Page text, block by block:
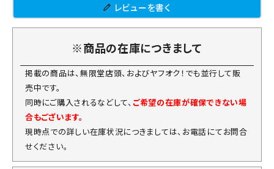
レビューを書く
※商品の在庫につきまして
掲載の商品は、無限堂店頭、およびヤフオク！でも並行して販
売中です。
同時にご購入されるなどして、 ご希望の在庫が確保できない場
合もございます。
現時点での詳しい在庫状況につきましては、お電話にてお問合
せください。